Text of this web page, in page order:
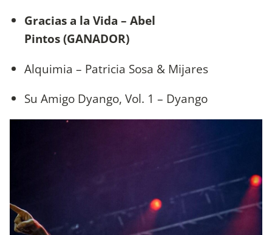
Gracias a la Vida – Abel
Pintos (GANADOR)
Alquimia – Patricia Sosa & Mijares
Su Amigo Dyango, Vol. 1 – Dyango